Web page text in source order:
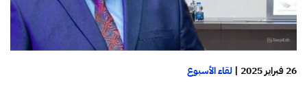
26 فبراير 2025 | لقاء الأسبوع